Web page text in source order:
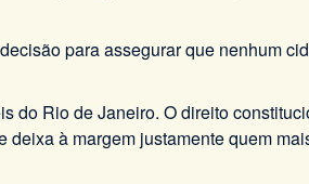
para assegurar que nenhum
do Rio de Janeiro. O direito
à margem justamente quem